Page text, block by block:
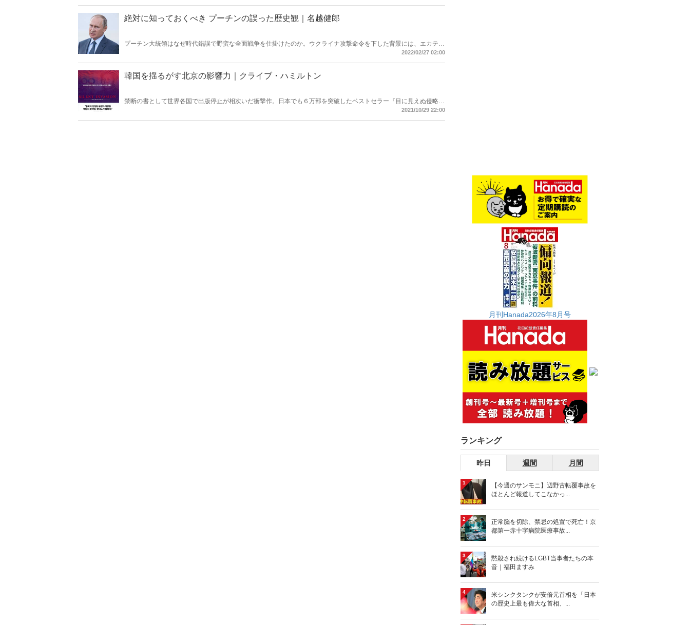
絶対に知っておくべき プーチンの誤った歴史観｜名越健郎
プーチン大統領はなぜ時代錯誤で野蛮な全面戦争を仕掛けたのか。ウクライナ攻撃命令を下した背景には、エカテリ
ーナ女帝を崇拝するプーチン独自の歪んだ歴史観がある。名越健郎拓殖大学海外事情研究所教授が緊急寄稿！
2022/02/27 02:00
韓国を揺るがす北京の影響力｜クライブ・ハミルトン
禁断の書として世界各国で出版停止が相次いだ衝撃作。日本でも６万部を突破したベストセラー『目に見えぬ侵略
中国のオーストラリア支配計画』と『見えない手 中国共産党は世界をどう作り変えるか』を徹底的に分かり易く解
2021/10/29 22:00
月刊Hanada2026年8月号
ランキング
昨日 週間 月間
1
【今週のサンモニ】辺野古転覆事故を
ほとんど報道してこなかっ...
2
正常脳を切除、禁忌の処置で死亡！京
都第一赤十字病院医療事故...
3
黙殺され続けるLGBT当事者たちの本
音｜福田ますみ
4
米シンクタンクが安倍元首相を「日本
の歴史上最も偉大な首相、...